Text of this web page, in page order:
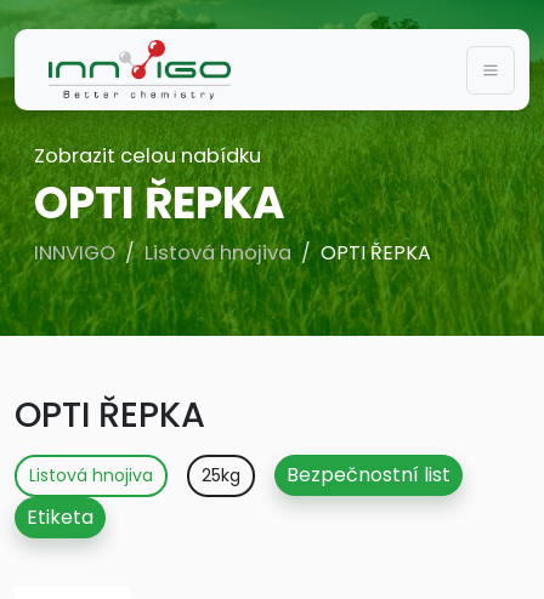
Zobrazit celou nabídku
OPTI ŘEPKA
INNVIGO Listová hnojiva OPTI ŘEPKA
OPTI ŘEPKA
Listová hnojiva 25kg
Bezpečnostní list
Etiketa